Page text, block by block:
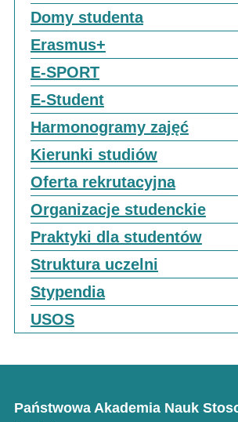
Domy studenta
Erasmus+
E-SPORT
E-Student
Harmonogramy zajęć
Kierunki studiów
Oferta rekrutacyjna
Organizacje studenckie
Praktyki dla studentów
Struktura uczelni
Stypendia
USOS
Państwowa Akademia Nauk